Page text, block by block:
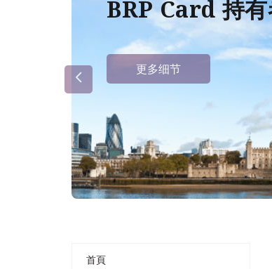
BRP Card 持
更多细节
首頁